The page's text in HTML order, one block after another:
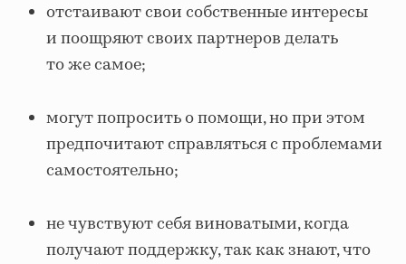
отстаивают свои собственные интересы
и поощряют своих партнеров делать
то же самое;
могут попросить о помощи, но при этом
предпочитают справляться с проблемами
самостоятельно;
не чувствуют себя виноватыми, когда
получают поддержку, так как знают, что